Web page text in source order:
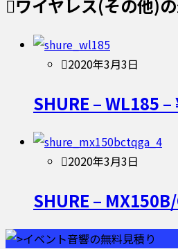
ワイヤレス(その他)
2020年3月3日
SHURE – WL185
2020年3月3日
SHURE –